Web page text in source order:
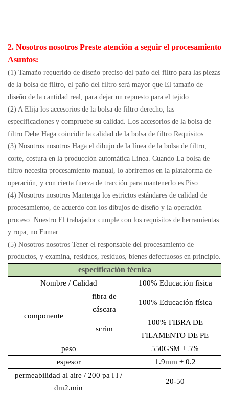
2. Nosotros nosotros Preste atención a seguir el procesamiento
Asuntos:
(1) Tamaño requerido de diseño preciso del paño del filtro para las piezas
de la bolsa de filtro, el paño del filtro será mayor que El tamaño de
diseño de la cantidad real, para dejar un repuesto para el tejido.
(2) A Elija los accesorios de la bolsa de filtro derecho, las
especificaciones y compruebe su calidad. Los accesorios de la bolsa de
filtro Debe Haga coincidir la calidad de la bolsa de filtro Requisitos.
(3) Nosotros nosotros Haga el dibujo de la línea de la bolsa de filtro,
corte, costura en la producción automática Línea. Cuando La bolsa de
filtro necesita procesamiento manual, lo abriremos en la plataforma de
operación, y con cierta fuerza de tracción para mantenerlo es Piso.
(4) Nosotros nosotros Mantenga los estrictos estándares de calidad de
procesamiento, de acuerdo con los dibujos de diseño y la operación
proceso. Nuestro El trabajador cumple con los requisitos de herramientas
y ropa, no Fumar.
(5) Nosotros nosotros Tener el responsable del procesamiento de
productos, y examina, residuos, residuos, bienes defectuosos en principio.
especificación técnica
Nombre / Calidad 100% Educación física
componente
fibra de
cáscara
100% Educación física
scrim
100% FIBRA DE
FILAMENTO DE PE
peso
550GSM ± 5%
espesor
1.9mm ± 0.2
permeabilidad al aire / 200 pa l l /
dm2.min
20-50